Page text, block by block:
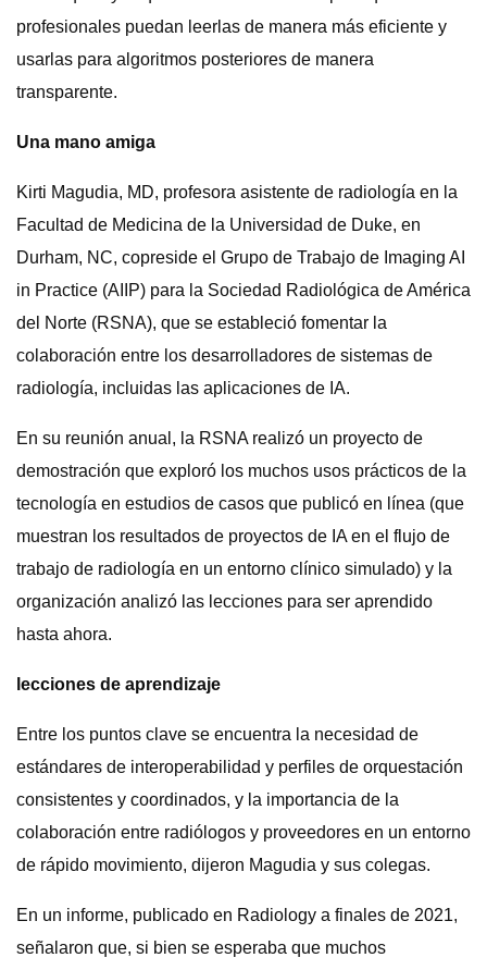
profesionales puedan leerlas de manera más eficiente y
usarlas para algoritmos posteriores de manera
transparente.
Una mano amiga
Kirti Magudia, MD, profesora asistente de radiología en la
Facultad de Medicina de la Universidad de Duke, en
Durham, NC, copreside el Grupo de Trabajo de Imaging AI
in Practice (AIIP) para la Sociedad Radiológica de América
del Norte (RSNA), que se estableció fomentar la
colaboración entre los desarrolladores de sistemas de
radiología, incluidas las aplicaciones de IA.
En su reunión anual, la RSNA realizó un proyecto de
demostración que exploró los muchos usos prácticos de la
tecnología en estudios de casos que publicó en línea (que
muestran los resultados de proyectos de IA en el flujo de
trabajo de radiología en un entorno clínico simulado) y la
organización analizó las lecciones para ser aprendido
hasta ahora.
lecciones de aprendizaje
Entre los puntos clave se encuentra la necesidad de
estándares de interoperabilidad y perfiles de orquestación
consistentes y coordinados, y la importancia de la
colaboración entre radiólogos y proveedores en un entorno
de rápido movimiento, dijeron Magudia y sus colegas.
En un informe, publicado en Radiology a finales de 2021,
señalaron que, si bien se esperaba que muchos